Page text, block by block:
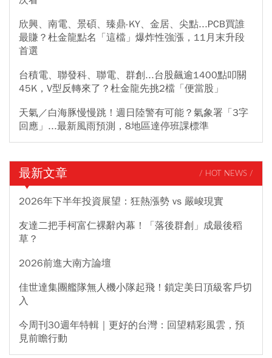
欣興、南電、景碩、臻鼎-KY、金居、尖點...PCB買誰
最賺？杜金龍點名「這檔」爆炸性強漲，11月末升段
首選
台積電、聯發科、聯電、群創...台股飆逾1400點叩關
45K，V型反轉來了？杜金龍先挑2檔「便當股」
天氣／白海豚慢慢跳！週日陸警有可能？氣象署「3字
回應」...最新風雨預測，8地區達停班課標準
最新文章 / HOT NEWS /
2026年下半年投資展望：狂熱漲勢 vs 嚴峻現實
友達二把手柯富仁裸辭內幕！「落後群創」成最後稻
草？
2026前進大南方論壇
佳世達集團艦隊無人機小隊起飛！鎖定美日頂級客戶切
入
今周刊30週年特輯｜更好的台灣：回望精彩風雲，預
見前瞻行動